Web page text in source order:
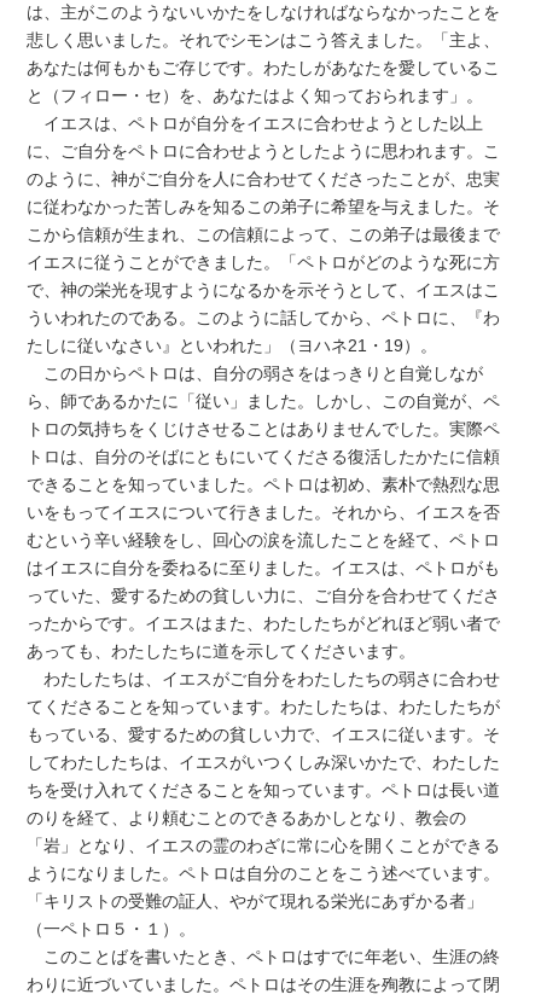
は、主がこのようないいかたをしなければならなかったことを
悲しく思いました。それでシモンはこう答えました。「主よ、
あなたは何もかもご存じです。わたしがあなたを愛しているこ
と（フィロー・セ）を、あなたはよく知っておられます」。
イエスは、ペトロが自分をイエスに合わせようとした以上
に、ご自分をペトロに合わせようとしたように思われます。こ
のように、神がご自分を人に合わせてくださったことが、忠実
に従わなかった苦しみを知るこの弟子に希望を与えました。そ
こから信頼が生まれ、この信頼によって、この弟子は最後まで
イエスに従うことができました。「ペトロがどのような死に方
で、神の栄光を現すようになるかを示そうとして、イエスはこ
ういわれたのである。このように話してから、ペトロに、『わ
たしに従いなさい』といわれた」（ヨハネ21・19）。
この日からペトロは、自分の弱さをはっきりと自覚しなが
ら、師であるかたに「従い」ました。しかし、この自覚が、ペ
トロの気持ちをくじけさせることはありませんでした。実際ペ
トロは、自分のそばにともにいてくださる復活したかたに信頼
できることを知っていました。ペトロは初め、素朴で熱烈な思
いをもってイエスについて行きました。それから、イエスを否
むという辛い経験をし、回心の涙を流したことを経て、ペトロ
はイエスに自分を委ねるに至りました。イエスは、ペトロがも
っていた、愛するための貧しい力に、ご自分を合わせてくださ
ったからです。イエスはまた、わたしたちがどれほど弱い者で
あっても、わたしたちに道を示してくださいます。
わたしたちは、イエスがご自分をわたしたちの弱さに合わせ
てくださることを知っています。わたしたちは、わたしたちが
もっている、愛するための貧しい力で、イエスに従います。そ
してわたしたちは、イエスがいつくしみ深いかたで、わたした
ちを受け入れてくださることを知っています。ペトロは長い道
のりを経て、より頼むことのできるあかしとなり、教会の
「岩」となり、イエスの霊のわざに常に心を開くことができる
ようになりました。ペトロは自分のことをこう述べています。
「キリストの受難の証人、やがて現れる栄光にあずかる者」
（一ペトロ５・１）。
このことばを書いたとき、ペトロはすでに年老い、生涯の終
わりに近づいていました。ペトロはその生涯を殉教によって閉